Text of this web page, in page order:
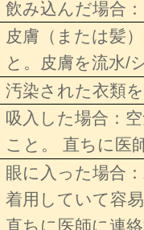
飲み込んだ場合
皮膚（または髪
と。皮膚を流水/
汚染された衣類
吸入した場合：
こと。 直ちに医
眼に入った場合
着用していて容
直ちに医師に連絡